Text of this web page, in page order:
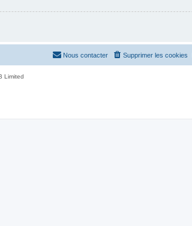
Supprimer les cookies
Nous contacter
Limited